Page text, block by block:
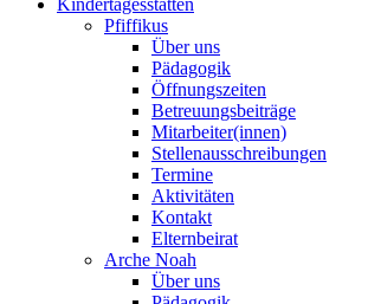
Pfiffikus
Über uns
Pädagogik
Öffnungszeiten
Betreuungsbeiträge
Mitarbeiter(innen)
Stellenausschreibungen
Termine
Aktivitäten
Kontakt
Elternbeirat
Arche Noah
Über uns